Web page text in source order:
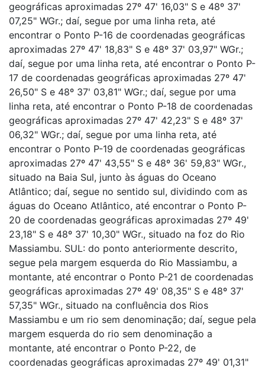
geográficas aproximadas 27º 47' 16,03" S e 48º 37'
07,25" WGr.; daí, segue por uma linha reta, até
encontrar o Ponto P-16 de coordenadas geográficas
aproximadas 27º 47' 18,83" S e 48º 37' 03,97" WGr.;
daí, segue por uma linha reta, até encontrar o Ponto P-
17 de coordenadas geográficas aproximadas 27º 47'
26,50" S e 48º 37' 03,81" WGr.; daí, segue por uma
linha reta, até encontrar o Ponto P-18 de coordenadas
geográficas aproximadas 27º 47' 42,23" S e 48º 37'
06,32" WGr.; daí, segue por uma linha reta, até
encontrar o Ponto P-19 de coordenadas geográficas
aproximadas 27º 47' 43,55" S e 48º 36' 59,83" WGr.,
situado na Baia Sul, junto às águas do Oceano
Atlântico; daí, segue no sentido sul, dividindo com as
águas do Oceano Atlântico, até encontrar o Ponto P-
20 de coordenadas geográficas aproximadas 27º 49'
23,18" S e 48º 37' 10,30" WGr., situado na foz do Rio
Massiambu. SUL: do ponto anteriormente descrito,
segue pela margem esquerda do Rio Massiambu, a
montante, até encontrar o Ponto P-21 de coordenadas
geográficas aproximadas 27º 49' 08,35" S e 48º 37'
57,35" WGr., situado na confluência dos Rios
Massiambu e um rio sem denominação; daí, segue pela
margem esquerda do rio sem denominação a
montante, até encontrar o Ponto P-22, de
coordenadas geográficas aproximadas 27º 49' 01,31"